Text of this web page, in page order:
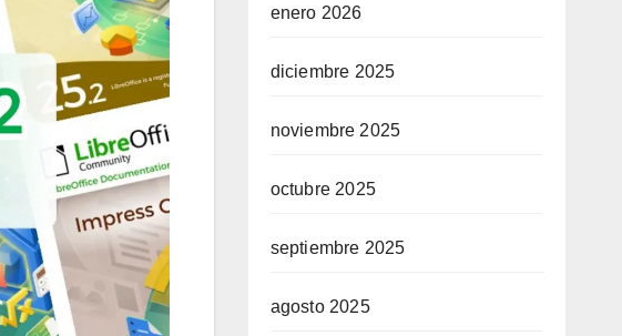
enero 2026
diciembre 2025
noviembre 2025
octubre 2025
septiembre 2025
agosto 2025